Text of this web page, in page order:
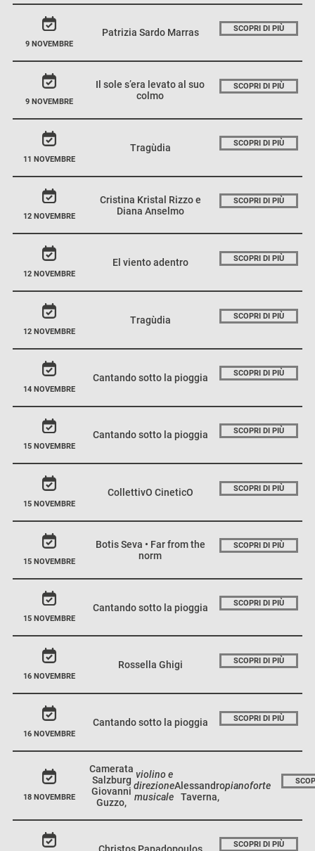
9 NOVEMBRE
Patrizia Sardo Marras SCOPRI DI PIÙ
9 NOVEMBRE
Il sole s’era levato al suo
colmo
SCOPRI DI PIÙ
11 NOVEMBRE
Tragùdia SCOPRI DI PIÙ
12 NOVEMBRE
Cristina Kristal Rizzo e
Diana Anselmo
SCOPRI DI PIÙ
12 NOVEMBRE
El viento adentro SCOPRI DI PIÙ
12 NOVEMBRE
Tragùdia SCOPRI DI PIÙ
14 NOVEMBRE
Cantando sotto la pioggia SCOPRI DI PIÙ
15 NOVEMBRE
Cantando sotto la pioggia SCOPRI DI PIÙ
15 NOVEMBRE
CollettivO CineticO SCOPRI DI PIÙ
15 NOVEMBRE
Botis Seva • Far from the
norm
SCOPRI DI PIÙ
15 NOVEMBRE
Cantando sotto la pioggia SCOPRI DI PIÙ
16 NOVEMBRE
Rossella Ghigi SCOPRI DI PIÙ
16 NOVEMBRE
Cantando sotto la pioggia SCOPRI DI PIÙ
18 NOVEMBRE
Camerata
Salzburg
Giovanni
Guzzo,
violino e
direzione
musicale
Alessandro
Taverna,
pianoforte
Christos Papadopoulos SCOPRI DI PIÙ